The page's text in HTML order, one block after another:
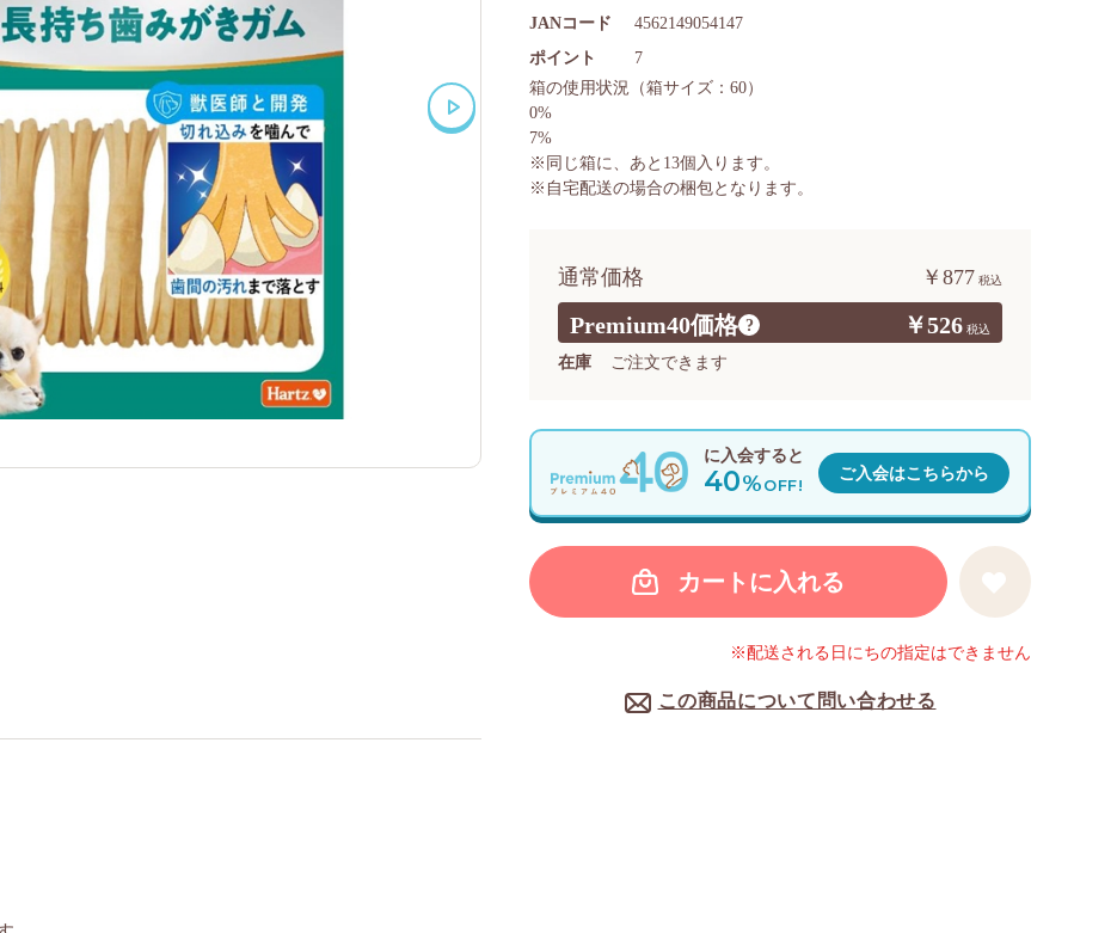
Premium40価格 ? ￥526
通常価格 ￥877
在庫 ご注文できます
ポイント 7
JANコード 4562149054147
カートに入れる
この商品について問い合わせる
箱の使用状況 （箱サイズ：60）
0%
7%
※同じ箱に、あと 13個入ります。
※自宅配送の場合の梱包となります。
※配送される日にちの指定はできません
に入会すると
40%OFF!
ご入会はこちらから